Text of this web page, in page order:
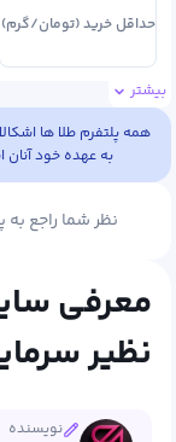
حداقل خرید (تومان/گرم)
کارمزد فروش
بیشتر
همه پلتفرم طلا ها
به عهده خود آنان
نظر شما راجع به
معرفی
نظیر
نویسنده